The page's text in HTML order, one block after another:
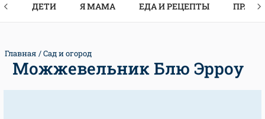
ДЕТИ Я МАМА ЕДА И РЕЦЕПТЫ
Главная Сад и огород
Можжевельник Блю Эрроу